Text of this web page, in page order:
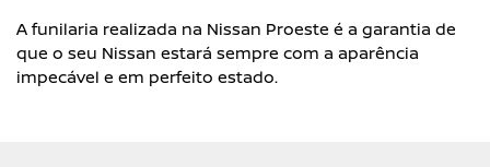
A funilaria realizada na Nissan Proeste é a garantia de
que o seu Nissan estará sempre com a aparência
impecável e em perfeito estado.